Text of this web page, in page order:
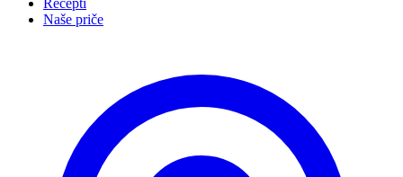
Recepti
Naše priče